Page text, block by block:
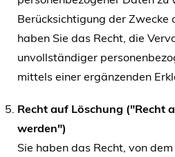
Berücksichtigung der Zwecke
haben Sie das Recht, die
unvollständiger
mittels einer ergänzenden
Recht auf Löschung ("Recht
werden")
Sie haben das Recht, von